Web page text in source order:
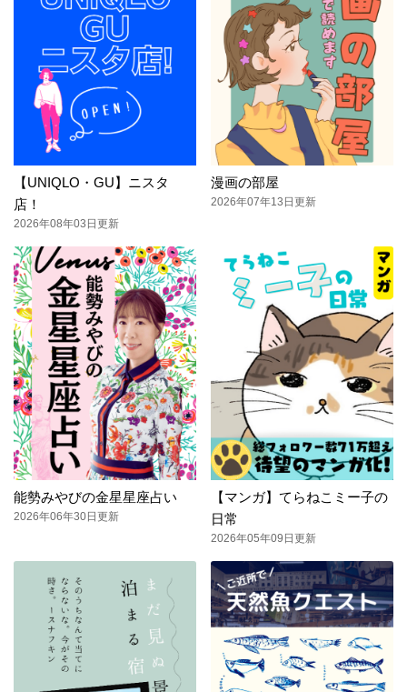
【UNIQLO・GU】ニスタ
店！
2026年08年03日更新
漫画の部屋
2026年07年13日更新
能勢みやびの金星星座占い
2026年06年30日更新
【マンガ】てらねこミー子の
日常
2026年05年09日更新